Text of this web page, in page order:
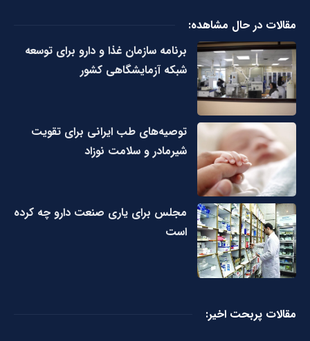
مقالات در حال مشاهده:
برنامه سازمان غذا و دارو برای توسعه
شبکه آزمایشگاهی کشور
توصیه‌های طب ایرانی برای تقویت
شیرمادر و سلامت نوزاد
مجلس برای یاری صنعت دارو چه کرده
است
مقالات پربحت اخیر: